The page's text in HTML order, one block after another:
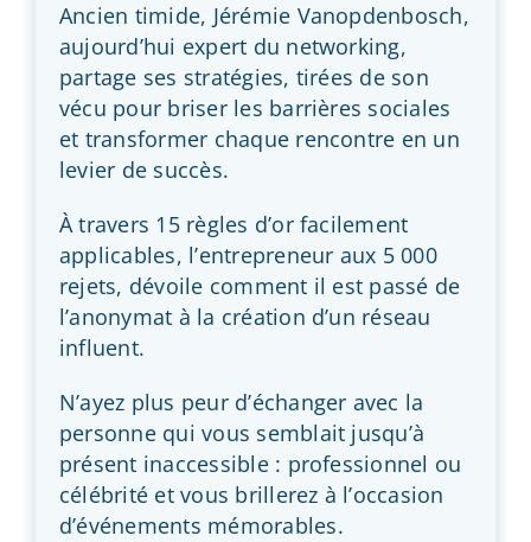
Ancien timide, Jérémie Vanopdenbosch,
aujourd’hui expert du networking,
partage ses stratégies, tirées de son
vécu pour briser les barrières sociales
et transformer chaque rencontre en un
levier de succès.
À travers 15 règles d’or facilement
applicables, l’entrepreneur aux 5 000
rejets, dévoile comment il est passé de
l’anonymat à la création d’un réseau
influent.
N’ayez plus peur d’échanger avec la
personne qui vous semblait jusqu’à
présent inaccessible : professionnel ou
célébrité et vous brillerez à l’occasion
d’événements mémorables.